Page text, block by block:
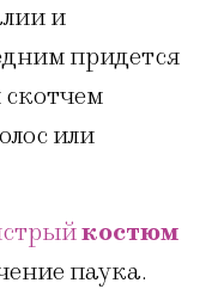
и
придется
скотчем
или
костюм
паука.